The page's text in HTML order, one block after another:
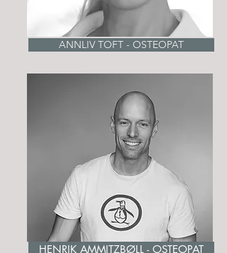
ANNLIV TOFT - OSTEOPAT
HENRIK AMMITZBØLL - OSTEOPAT